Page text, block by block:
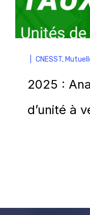
CNESST,
2025 :
d’unité à